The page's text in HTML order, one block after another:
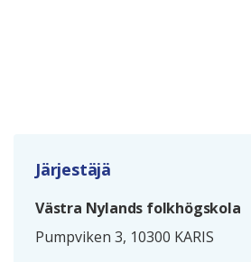
Järjestäjä
Västra Nylands folkhögskola
Pumpviken 3, 10300 KARIS